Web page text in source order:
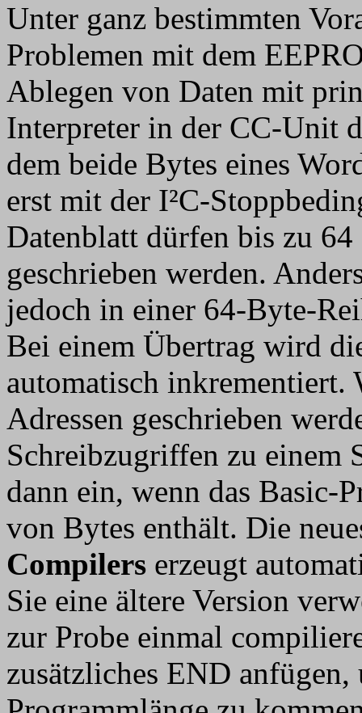
Unter ganz bestimmten
Problemen mit dem
Ablegen von Daten mit
Interpreter in der CC-Unit
dem beide Bytes eines
erst mit der I²C-
Datenblatt dürfen bis zu
geschrieben werden.
jedoch in einer 64-Byte-
Bei einem Übertrag wird
automatisch inkrementiert.
Adressen geschrieben
Schreibzugriffen zu einem
dann ein, wenn das Basic-
von Bytes enthält. Die
Compilers erzeugt
Sie eine ältere Version
zur Probe einmal
zusätzliches END anfügen,